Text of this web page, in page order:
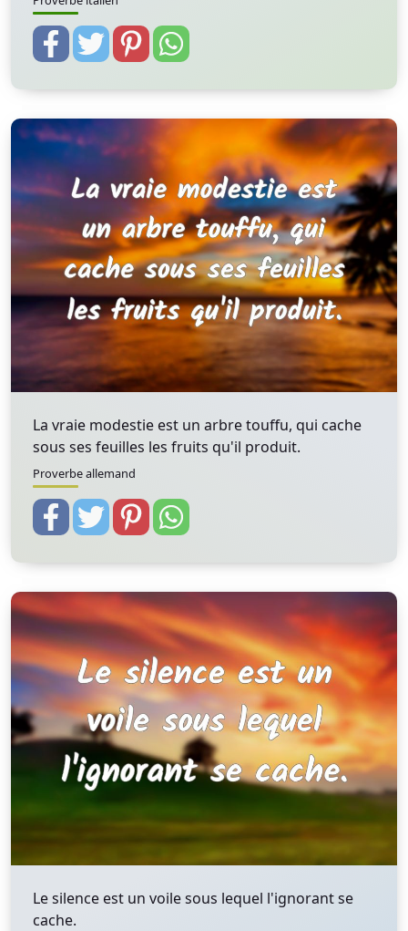
La vraie modestie est un arbre touffu, qui cache
sous ses feuilles les fruits qu'il produit.
Proverbe allemand
Le silence est un voile sous lequel l'ignorant se
cache.